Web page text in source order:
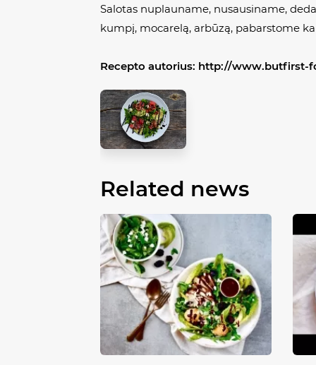
Salotas nuplauname, nusausiname,
kumpį, mocarelą, arbūzą, pabarstome
Recepto autorius: http://www.butfirst-
Related news